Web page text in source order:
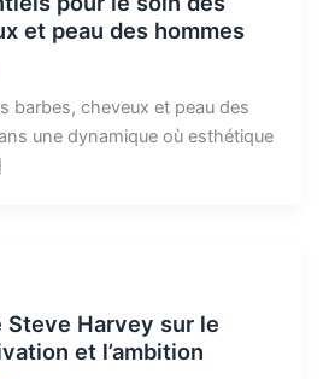
et peau des hommes
barbes, cheveux et peau des
une dynamique où esthétique
Harvey sur le
et l’ambition